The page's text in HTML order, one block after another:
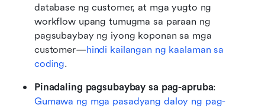
database ng customer, at mga yugto ng
workflow upang tumugma sa paraan ng
pagsubaybay ng iyong koponan sa mga
customer—hindi kailangan ng kaalaman sa
coding.
Pinadaling pagsubaybay sa pag-apruba
Gumawa ng mga pasadyang daloy ng pag-